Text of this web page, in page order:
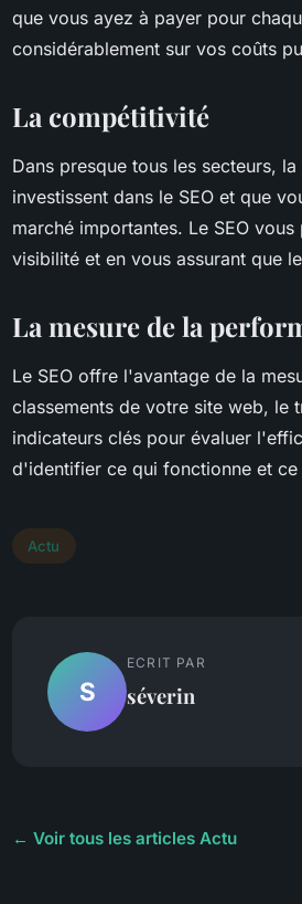
que vous ayez à payer pour
considérablement sur vos coûts
La compétitivité
Dans presque tous les secteurs,
investissent dans le SEO et que
marché importantes. Le SEO
visibilité et en vous assurant que
La mesure de la
Le SEO offre l'avantage de la
classements de votre site web, le
indicateurs clés pour évaluer
d'identifier ce qui fonctionne et
Actu
S
ECRIT PAR
séverin
← Voir tous les articles Actu